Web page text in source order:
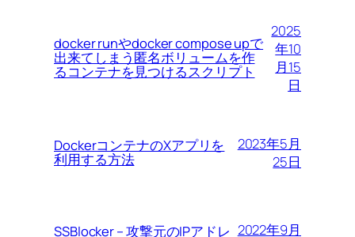
docker runやdocker compose upで
出来てしまう匿名ボリュームを作
るコンテナを見つけるスクリプト
2025
年10
月15
日
DockerコンテナのXアプリを
利用する方法
2023年5月
25日
SSBlocker – 攻撃元のIPアドレ 2022年9月